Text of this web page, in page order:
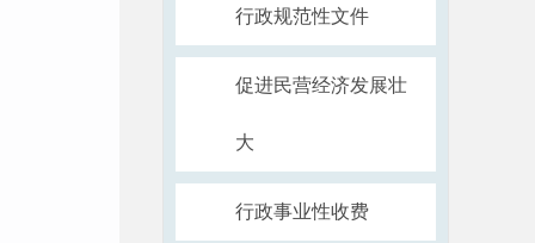
行政规范性文件
促进民营经济发展壮
大
行政事业性收费